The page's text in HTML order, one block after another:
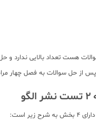
هست تعداد بالایی ندارد و
از حل سوالات به فصل چهار
است: